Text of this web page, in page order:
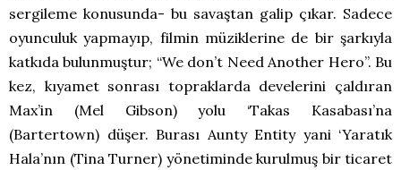
sergileme konusunda- bu savaştan galip çıkar. Sadece
oyunculuk yapmayıp, filmin müziklerine de bir şarkıyla
katkıda bulunmuştur; “We don’t Need Another Hero”. Bu
kez, kıyamet sonrası topraklarda develerini çaldıran
Max’in (Mel Gibson) yolu ‘Takas Kasabası’na
(Bartertown) düşer. Burası Aunty Entity yani ‘Yaratık
Hala’nın (Tina Turner) yönetiminde kurulmuş bir ticaret